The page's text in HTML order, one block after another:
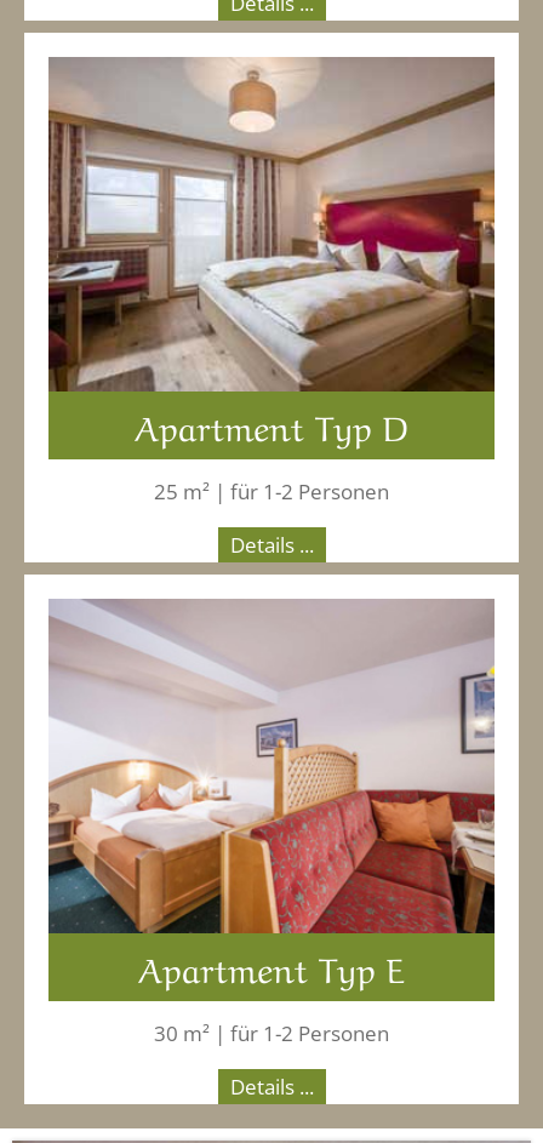
Apartment Typ D
25 m² | für 1-2 Personen
Details ...
Apartment Typ E
30 m² | für 1-2 Personen
Details ...